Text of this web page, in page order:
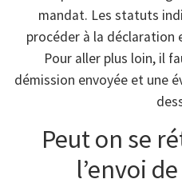
mandat. Les statuts
procéder à la déclaration
Pour aller plus loin, il
démission envoyée et une
Peut on se
l’envoi